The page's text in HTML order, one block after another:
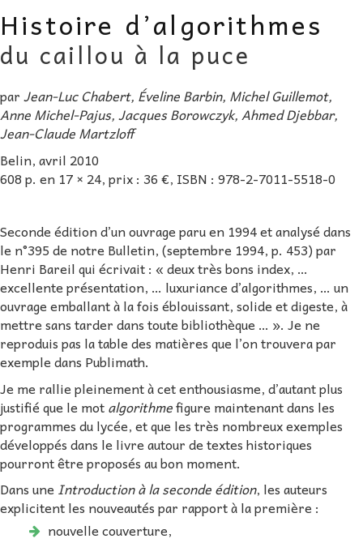
LIBRAIRIE
Histoire d’algorithmes
du caillou à la puce
parJean-Luc Chabert, Éveline Barbin, Michel Guillemot,
Anne Michel-Pajus, Jacques Borowczyk, Ahmed Djebbar,
Jean-Claude Martzloff
Belin, avril 2010
608 p. en 17 × 24, prix : 36 €, ISBN : 978-2-7011-5518-0
Seconde édition d’un ouvrage paru en 1994 et analysé dans
le n°395 de notre Bulletin, (septembre 1994, p. 453) par
Henri Bareil qui écrivait : « deux très bons index, …
excellente présentation, … luxuriance d’algorithmes, … un
ouvrage emballant à la fois éblouissant, solide et digeste, à
mettre sans tarder dans toute bibliothèque … ». Je ne
reproduis pas la table des matières que l’on trouvera par
exemple dans Publimath.
Je me rallie pleinement à cet enthousiasme, d’autant plus
justifié que le motalgorithmefigure maintenant dans les
programmes du lycée, et que les très nombreux exemples
développés dans le livre autour de textes historiques
pourront être proposés au bon moment.
Dans une Introduction à la seconde édition, les auteurs
explicitent les nouveautés par rapport à la première :
nouvelle couverture,